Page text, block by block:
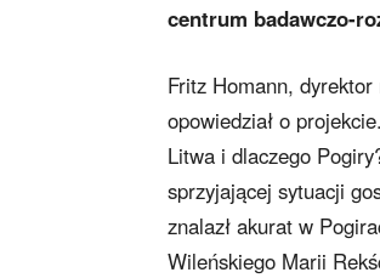
centrum badawczo-
Fritz Homann, dyrektor
opowiedział o
Litwa i dlaczego
sprzyjającej sytuacji
znalazł akurat w
Wileńskiego Marii